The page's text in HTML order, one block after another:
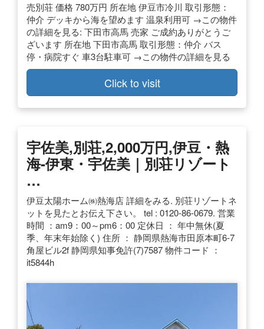
売別荘 価格 780万円 所在地 伊豆市冷川 取引形態：
仲介 デッキから海を望めます 温泉利用可 →この物件
の詳細を見る: 下田市高馬 売家 ご成約ありがとうご
ざいます 所在地 下田市高馬 取引形態：仲介 バス
停・病院すぐ 車3台駐車可 →この物件の詳細を見る
Click to visit
宇佐美,別荘,2,000万円,伊豆・熱
海-伊東・宇佐美｜別荘リゾート
…
伊豆太陽ホーム㈱熱海店 詳細をみる. 別荘リゾートネ
ットを見たとお伝え下さい。 tel : 0120-86-0679. 営業
時間 ：am9：00～pm6：00 定休日 ： 年中無休(夏
季、年末年始除く) 住所 ： 静岡県熱海市田原本町6-7
角屋ビル2f 静岡県知事免許(7)7587 物件コード ：
it5844h